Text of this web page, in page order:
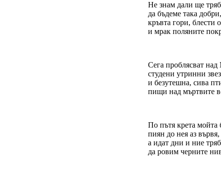
Не знам дали ще
да бъдеме така добри,
кръвта гори, блести
и мрак поляните
Сега проблясват
студени утринни
и безутешна, сива
пищи над мъртвите
По пътя крета мойта
пиян до нея аз вървя,
а идат дни и ние
да ровим черните